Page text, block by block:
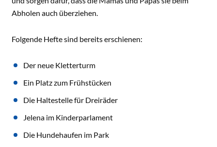
Abholen auch überziehen.
Folgende Hefte sind bereits erschienen:
Der neue Kletterturm
Ein Platz zum Frühstücken
Die Haltestelle für Dreiräder
Jelena im Kinderparlament
Die Hundehaufen im Park